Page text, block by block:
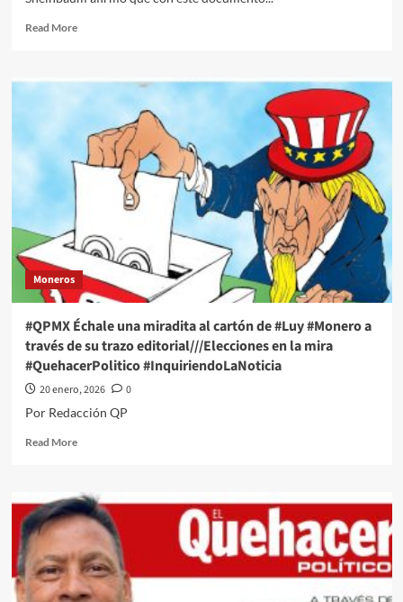
Andy
Read MoreRead
Salud”,
un
nuevo
registro
y
fotografías
todos
los
mexicanos
Moneros
#QPMX Échale una miradita al cartón de #Luy #Monero a
través de su trazo editorial///Elecciones en la mira
#QuehacerPolitico #InquiriendoLaNoticia
20 enero, 2026
0
Por Redacción QP
Read MoreRead
#QPMX
Échale
una
miradita
al
cartón
de